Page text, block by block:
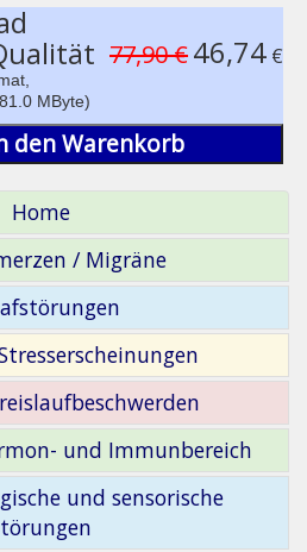
MByte)
77,90 €46,74 €
den Warenkorb
Home
/ Migräne
und Immunbereich
und sensorische